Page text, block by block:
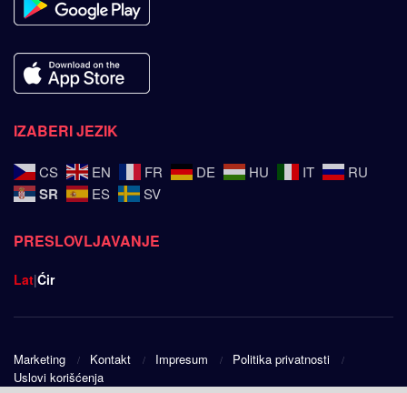
IZABERI JEZIK
CS EN FR DE HU IT RU
SR ES SV
PRESLOVLJAVANJE
Lat|Ćir
Marketing Kontakt Impresum
Politika privatnosti
Uslovi korišćenja